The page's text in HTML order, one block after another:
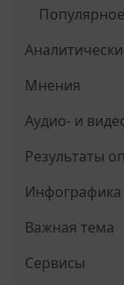
Популярное
Мнения
Аудио- и
Результаты
Инфографика
Важная тема
Сервисы